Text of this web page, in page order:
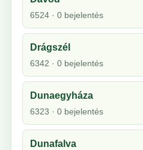
6524 · 0 bejelentés
Drágszél
6342 · 0 bejelentés
Dunaegyháza
6323 · 0 bejelentés
Dunafalva